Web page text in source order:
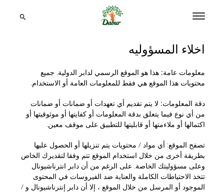
اخلاء المسؤوليه
معلومات عامة: هذا هو الموقع الرسمي لدابر الدولية. جميع
محتويات هذا الموقع هي فقط للمعلومات العامة أو الاستخدام.
دقة المعلومات: لا يتم تقديم أي تعهدات أو ضمانات أو ضمانات
من أي نوع فيما يتعلق بدقة المعلومات أو كفايتها أو موثوقيتها أو
اكتمالها أو ملاءمتها أو قابليتها للتطبيق على موقف معين.
تصفح الموقع: أي مواد / محتويات يتم تنزيلها أو الحصول عليها
بطريقة أخرى من خلال استخدام الموقع تتم وفقا لتقديرك الخاص
وعلى مسؤوليتك الخاصة. على الرغم من أن دابر انترناشيونال
تتخذ الاحتياطات الكاملة والعناية ضد الفيروسات في المحتوى
الموجود أو المرسل من خلال الموقع ، إلا أن دابر إنترناشيونال و /